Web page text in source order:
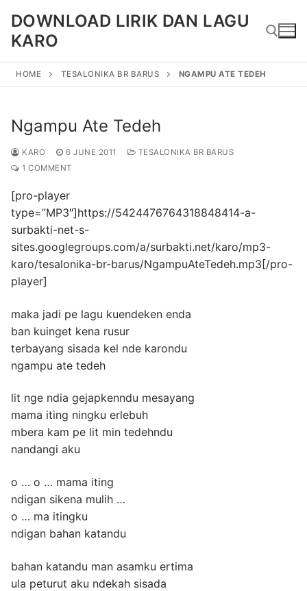
content
DOWNLOAD LIRIK DAN LAGU
KARO
HOME TESALONIKA BR BARUS NGAMPU ATE TEDEH
Ngampu Ate Tedeh
KARO 6 JUNE 2011
TESALONIKA BR BARUS
1 COMMENT
[pro-player
type=”MP3″]https://5424476764318848414-a-
surbakti-net-s-
sites.googlegroups.com/a/surbakti.net/karo/mp3-
karo/tesalonika-br-barus/NgampuAteTedeh.mp3[/pro-
player]
maka jadi pe lagu kuendeken enda
ban kuinget kena rusur
terbayang sisada kel nde karondu
ngampu ate tedeh
lit nge ndia gejapkenndu mesayang
mama iting ningku erlebuh
mbera kam pe lit min tedehndu
nandangi aku
o … o … mama iting
ndigan sikena mulih …
o … ma itingku
ndigan bahan katandu
bahan katandu man asamku ertima
ula peturut aku ndekah sisada